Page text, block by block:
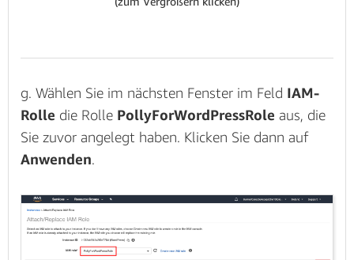
g. Wählen Sie im nächsten Fenster im Feld IAM-
Rolle die Rolle PollyForWordPressRole aus, die
Sie zuvor angelegt haben. Klicken Sie dann auf
Anwenden.